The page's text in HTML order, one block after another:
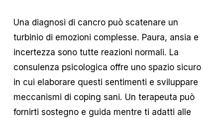
Una diagnosi di cancro può scatenare un
turbinio di emozioni complesse. Paura, ansia e
incertezza sono tutte reazioni normali. La
consulenza psicologica offre uno spazio sicuro
in cui elaborare questi sentimenti e sviluppare
meccanismi di coping sani. Un terapeuta può
fornirti sostegno e guida mentre ti adatti alle